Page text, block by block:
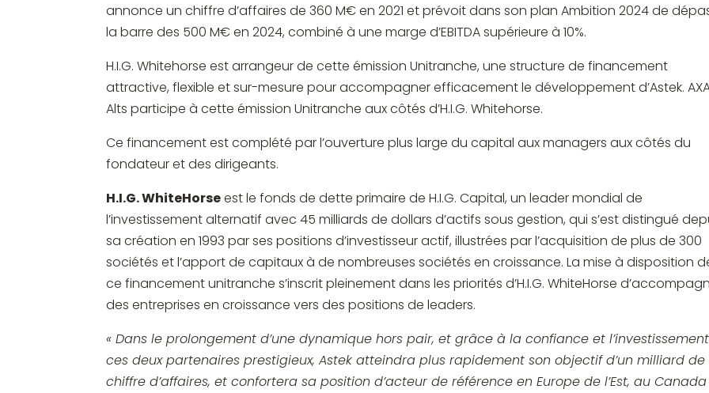
annonce un chiffre d’affaires de 360 M€ en 2021 et prévoit dans son plan Ambition 2024 de
la barre des 500 M€ en 2024, combiné à une marge d’EBITDA supérieure à 10%.
H.I.G. Whitehorse est arrangeur de cette émission Unitranche, une structure de financement
attractive, flexible et sur-mesure pour accompagner efficacement le développement d’Astek.
Alts participe à cette émission Unitranche aux côtés d’H.I.G. Whitehorse.
Ce financement est complété par l’ouverture plus large du capital aux managers aux côtés du
fondateur et des dirigeants.
H.I.G. WhiteHorseest le fonds de dette primaire de H.I.G. Capital, un leader mondial de
l’investissement alternatif avec 45 milliards de dollars d’actifs sous gestion, qui s’est distingué
sa création en 1993 par ses positions d’investisseur actif, illustrées par l’acquisition de plus de 300
sociétés et l’apport de capitaux à de nombreuses sociétés en croissance. La mise à disposition
ce financement unitranche s’inscrit pleinement dans les priorités d’H.I.G. WhiteHorse
des entreprises en croissance vers des positions de leaders.
« Dans le prolongement d’une dynamique hors pair, et grâce à la confiance et
ces deux partenaires prestigieux, Astek atteindra plus rapidement son objectif d’un milliard de
chiffre d’affaires, et confortera sa position d’acteur de référence en Europe de l’Est, au